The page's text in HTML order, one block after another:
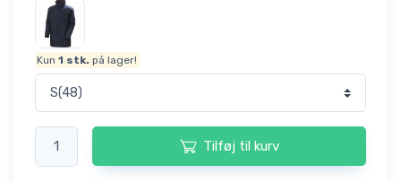
Kun1 stk. på lager!
Tilføj til kurv